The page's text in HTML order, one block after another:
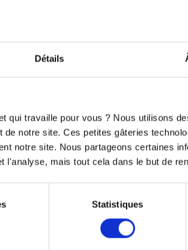
Détails
qui travaille pour vous ? Nous utilisons
notre site. Ces petites gâteries
notre site. Nous partageons certaines
l'analyse, mais tout cela dans le but de
Statistiques
en 3D Optical de Classe A en